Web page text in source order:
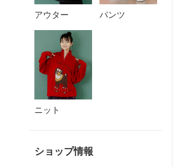
アウター パンツ
ニット
ショップ情報